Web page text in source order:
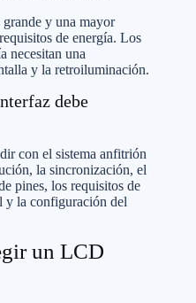
y una mayor
de energía. Los
necesitan una
y la retroiluminación.
debe
con el sistema anfitrión
la sincronización, el
pines, los requisitos de
y la configuración del
un LCD